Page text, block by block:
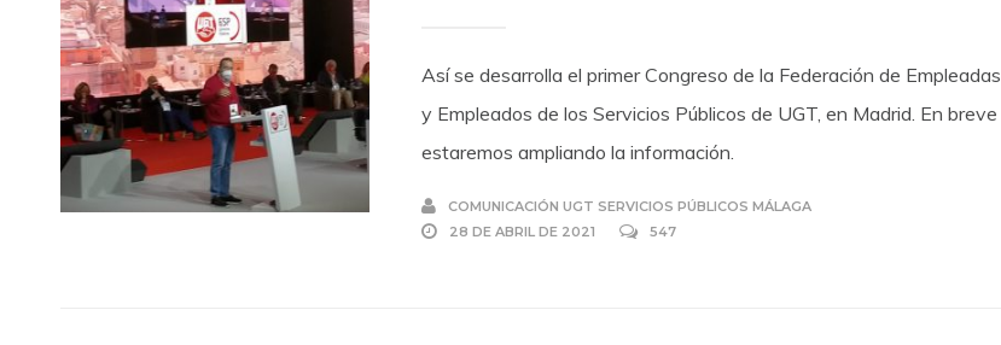
Así se desarrolla el primer Congreso de la Federación de Empleadas
y Empleados de los Servicios Públicos de UGT, en Madrid. En breve
estaremos ampliando la información.
COMUNICACIÓN UGT SERVICIOS PÚBLICOS MÁLAGA
28 DE ABRIL DE 2021
547